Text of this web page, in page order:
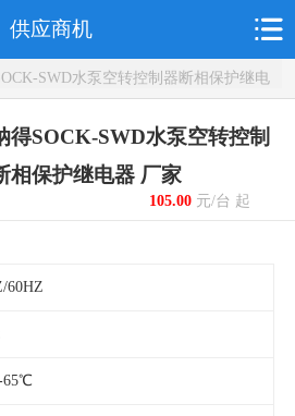
供应商机
SWD水泵空转控制器断相保护继电
得SOCK-SWD水泵空转控制
相保护继电器 厂家
105.00元/台 起
60HZ
65℃